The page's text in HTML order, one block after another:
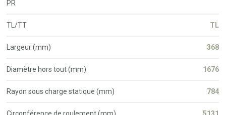
PR
TL/TT TL
Largeur (mm) 368
Diamètre hors tout (mm) 1676
Rayon sous charge statique (mm) 784